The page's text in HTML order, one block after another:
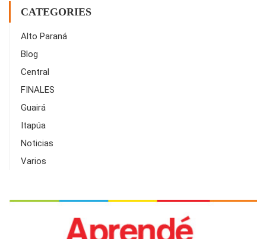
CATEGORIES
Alto Paraná
Blog
Central
FINALES
Guairá
Itapúa
Noticias
Varios